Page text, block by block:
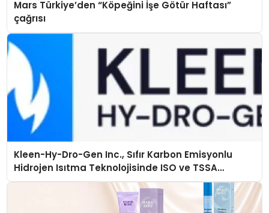
Mars Türkiye’den “Köpeğini İşe Götür Haftası”
çağrısı
Kleen-Hy-Dro-Gen Inc., Sıfır Karbon Emisyonlu
Hidrojen Isıtma Teknolojisinde ISO ve TSSA
Düzenleyici Onaylarını Aldı